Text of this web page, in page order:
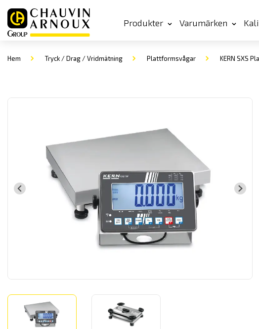
Produkter Varumärken
Hem Tryck / Drag / Vridmätning Plattformsvågar KERN SXS